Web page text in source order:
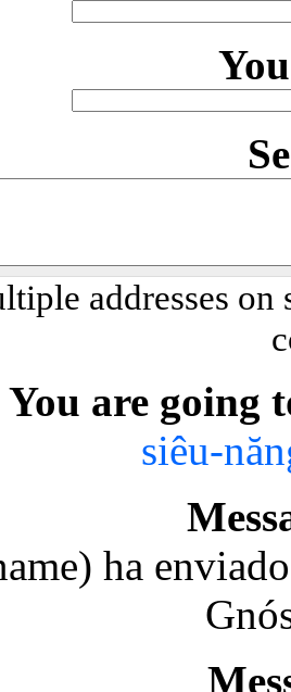
addresses on
You are going
siêu-
ha